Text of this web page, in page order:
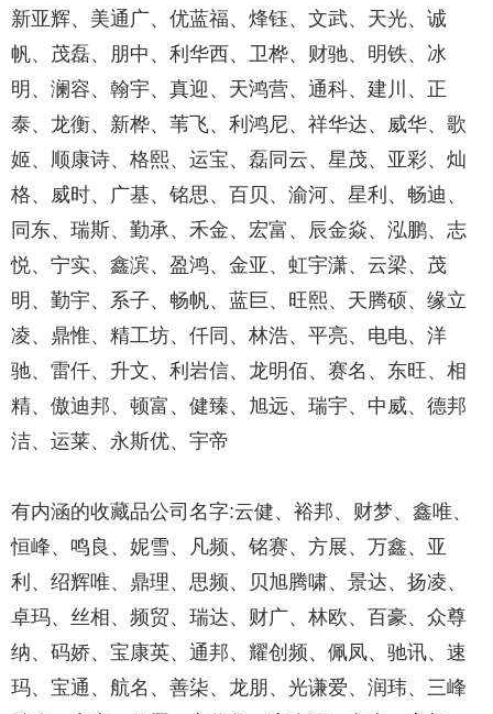
新亚辉、美通广、优蓝福、烽钰、文武、天光、诚
帆、茂磊、朋中、利华西、卫桦、财驰、明铁、冰
明、澜容、翰宇、真迎、天鸿营、通科、建川、正
泰、龙衡、新桦、苇飞、利鸿尼、祥华达、威华、歌
姬、顺康诗、格熙、运宝、磊同云、星茂、亚彩、灿
格、威时、广基、铭思、百贝、渝河、星利、畅迪、
同东、瑞斯、勤承、禾金、宏富、辰金焱、泓鹏、志
悦、宁实、鑫滨、盈鸿、金亚、虹宇潇、云梁、茂
明、勤宇、系子、畅帆、蓝巨、旺熙、天腾硕、缘立
凌、鼎惟、精工坊、仟同、林浩、平亮、电电、洋
驰、雷仟、升文、利岩信、龙明佰、赛名、东旺、相
精、傲迪邦、顿富、健臻、旭远、瑞宇、中威、德邦
洁、运莱、永斯优、宇帝
有内涵的收藏品公司名字:云健、裕邦、财梦、鑫唯、
恒峰、鸣良、妮雪、凡频、铭赛、方展、万鑫、亚
利、绍辉唯、鼎理、思频、贝旭腾啸、景达、扬凌、
卓玛、丝相、频贸、瑞达、财广、林欧、百豪、众尊
纳、码娇、宝康英、通邦、耀创频、佩凤、驰讯、速
玛、宝通、航名、善柒、龙朋、光谦爱、润玮、三峰